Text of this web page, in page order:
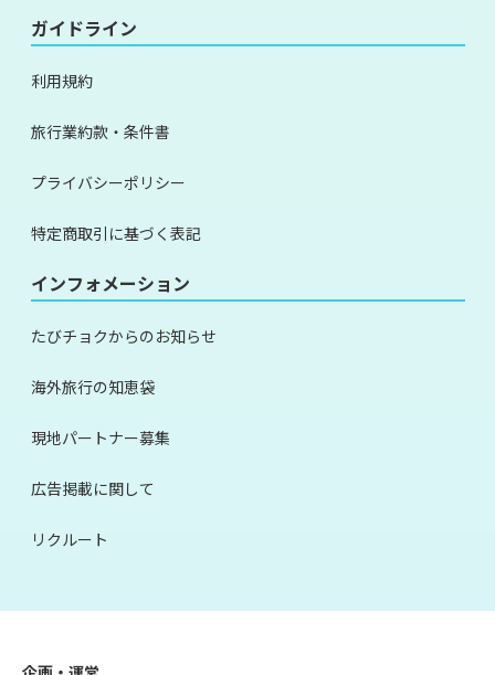
ガイドライン
利用規約
旅行業約款・条件書
プライバシーポリシー
特定商取引に基づく表記
インフォメーション
たびチョクからのお知らせ
海外旅行の知恵袋
現地パートナー募集
広告掲載に関して
リクルート